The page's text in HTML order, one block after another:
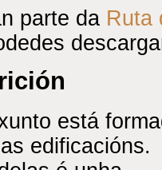
parte da Ruta
está
edificacións.